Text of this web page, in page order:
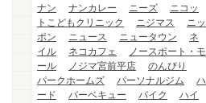
ナン
ナンカレー ニーズ
ニコッ
トこどもクリニック
ニジマス
ニッ
ポン
ニュース ニュータウン
ネ
イル
ネコカフェ
ノースポート・モ
ール
ノジマ宮前平店
のんびり
パークホームズ
パーソナルジム
ハ
ード
バーベキュー バイク
ハイ